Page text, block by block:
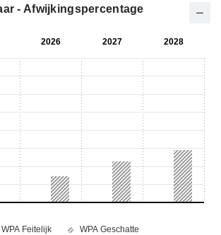
- Afwijkingspercentage